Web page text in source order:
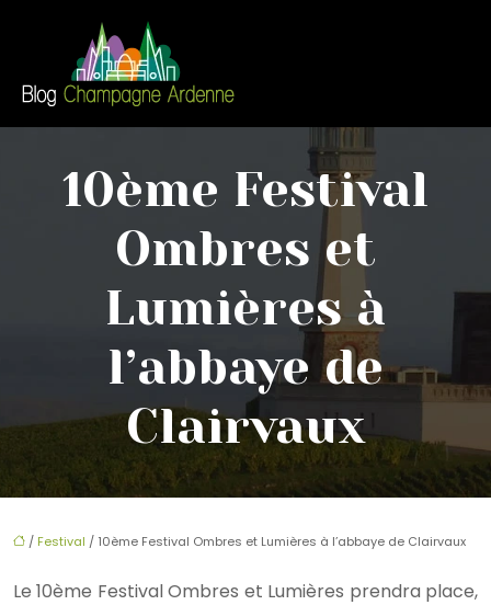
10ème Festival
Ombres et
Lumières à
l’abbaye de
Clairvaux
/ Festival / 10ème Festival Ombres et Lumières à l’abbaye de Clairvaux
Le 10ème Festival Ombres et Lumières prendra place,